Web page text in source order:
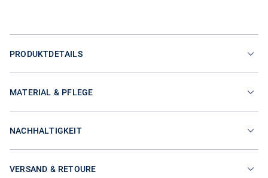
PRODUKTDETAILS
MATERIAL & PFLEGE
NACHHALTIGKEIT
VERSAND & RETOURE